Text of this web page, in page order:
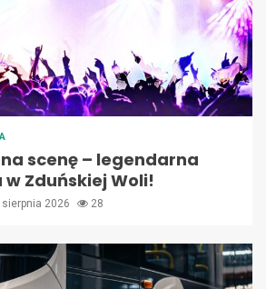
scenę – legendarna
Zduńskiej Woli!
sierpnia 2026 28